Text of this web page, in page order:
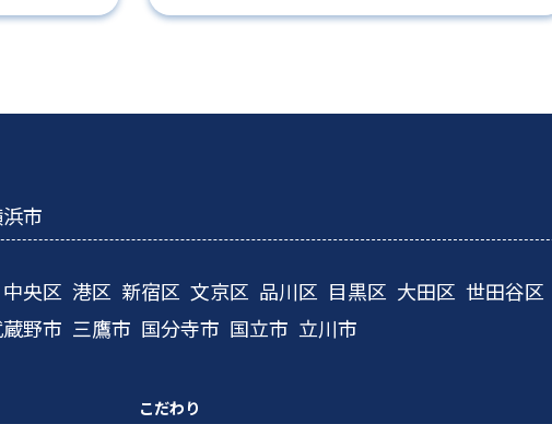
市
中央区 港区 新宿区 文京区 品川区 目黒区 大田区 世田谷区
野市 三鷹市 国分寺市 国立市 立川市
こだわり